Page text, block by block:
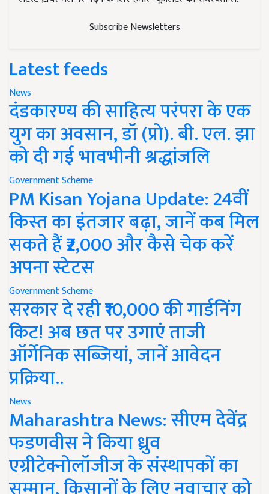
Subscribe Newsletters
Latest feeds
News
दंडकारण्य की साहित्य परंपरा के एक
युग का अवसान, डॉ (प्रो). बी. एल. झा
को दी गई भावभीनी श्रद्धांजलि
Government Scheme
PM Kisan Yojana Update: 24वीं
किस्त का इंतजार बढ़ा, जानें कब मिल
सकते हैं ₹2,000 और कैसे चेक करें
अपना स्टेटस
Government Scheme
सरकार दे रही ₹10,000 की गार्डनिंग
किट! अब छत पर उगाएं ताजी
ऑर्गेनिक सब्जियां, जानें आवेदन
प्रक्रिया..
News
Maharashtra News: सीएम देवेंद्र
फडणवीस ने किया ध्रुव
एग्रीटेक्नोलॉजीज के संस्थापकों का